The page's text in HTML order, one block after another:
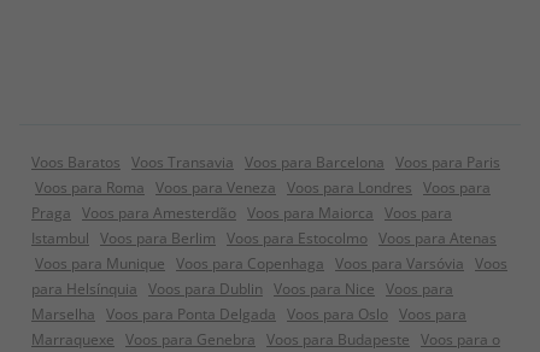
Voos Baratos Voos Transavia Voos para Barcelona Voos para Paris
Voos para Roma Voos para Veneza Voos para Londres Voos para
Praga Voos para Amesterdão Voos para Maiorca Voos para
Istambul Voos para Berlim Voos para Estocolmo Voos para Atenas
Voos para Munique Voos para Copenhaga Voos para Varsóvia Voos
para Helsínquia Voos para Dublin Voos para Nice Voos para
Marselha Voos para Ponta Delgada Voos para Oslo Voos para
Marraquexe Voos para Genebra Voos para Budapeste Voos para o